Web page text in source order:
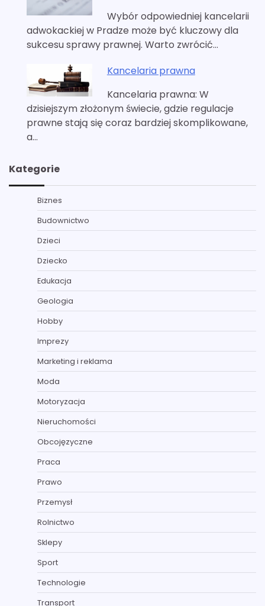
Wybór odpowiedniej kancelarii
adwokackiej w Pradze może być kluczowy dla
sukcesu sprawy prawnej. Warto zwrócić…
Kancelaria prawna
Kancelaria prawna: W
dzisiejszym złożonym świecie, gdzie regulacje
prawne stają się coraz bardziej skomplikowane,
a…
Kategorie
Biznes
Budownictwo
Dzieci
Dziecko
Edukacja
Geologia
Hobby
Imprezy
Marketing i reklama
Moda
Motoryzacja
Nieruchomości
Obcojęzyczne
Praca
Prawo
Przemysł
Rolnictwo
Sklepy
Sport
Technologie
Transport